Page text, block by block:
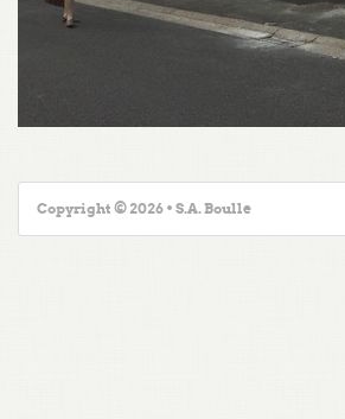
Copyright © 2026 • S.A. Boulle